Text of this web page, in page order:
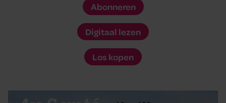
Abonneren
Digitaal lezen
Los kopen